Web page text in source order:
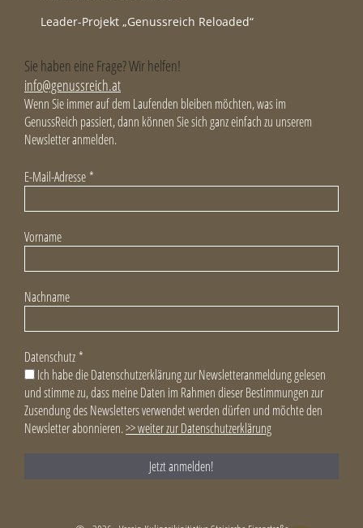
Leader-Projekt „Genussreich Reloaded“
Sie haben eine Frage? Wir helfen!
info@genussreich.at
Wenn Sie immer auf dem Laufenden bleiben möchten, was im
GenussReich passiert, dann können Sie sich ganz einfach zu unserem
Newsletter anmelden.
E-Mail-Adresse *
Vorname
Nachname
Datenschutz *
Ich habe die Datenschutzerklärung zur Newsletteranmeldung gelesen
und stimme zu, dass meine Daten im Rahmen dieser Bestimmungen zur
Zusendung des Newsletters verwendet werden dürfen und möchte den
Newsletter abonnieren.>> weiter zur Datenschutzerklärung